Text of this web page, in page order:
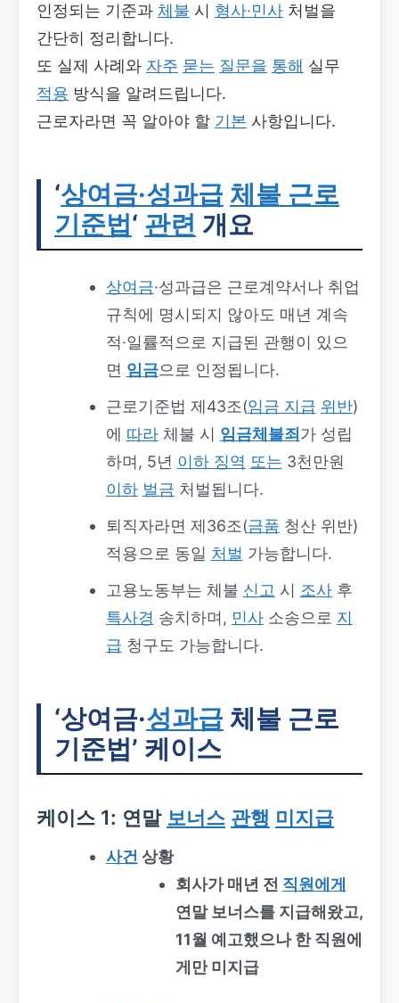
인정되는 기준과 체불 시 형사·민사 처벌을
간단히 정리합니다.
또 실제 사례와 자주 묻는 질문을 통해 실무
적용 방식을 알려드립니다.
근로자라면 꼭 알아야 할 기본 사항입니다.
‘상여금·성과급 체불 근로
기준법 ‘ 관련 개요
상여금·성과급은 근로계약서나 취업
규칙에 명시되지 않아도 매년 계속
적·일률적으로 지급된 관행이 있으
면 임금으로 인정됩니다.
근로기준법 제43조(임금 지급 위반)
에 따라체불 시 임금체불죄 가 성립
하며, 5년 이하 징역 또는 3천만원
이하 벌금 처벌됩니다.
퇴직자라면 제36조(금품 청산 위반)
적용으로 동일 처벌 가능합니다.
고용노동부는 체불 신고 시 조사후
특사경 송치하며, 민사소송으로 지
급 청구도 가능합니다.
‘상여금·성과급 체불 근로
기준법’ 케이스
케이스 1: 연말 보너스 관행 미지급
사건 상황
회사가 매년 전 직원에게
연말 보너스를 지급해왔고,
11월 예고했으나 한 직원에
게만 미지급